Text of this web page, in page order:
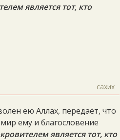
является тот, кто
сахих
ею Аллах, передаёт, что
ему и благословение
является тот, кто